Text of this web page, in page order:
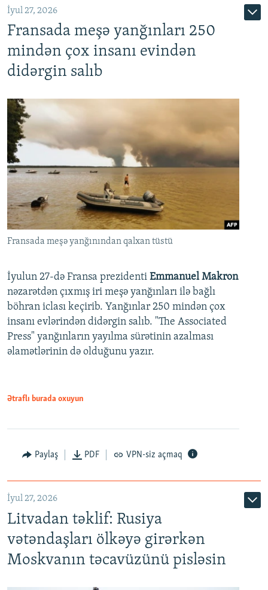
İyul 27, 2026
Fransada meşə yanğınları 250
mindən çox insanı evindən
didərgin salıb
Fransada meşə yanğınından qalxan tüstü
İyulun 27-də Fransa prezidenti Emmanuel Makron
nəzarətdən çıxmış iri meşə yanğınları ilə bağlı
böhran iclası keçirib. Yanğınlar 250 mindən çox
insanı evlərindən didərgin salıb. "The Associated
Press" yanğınların yayılma sürətinin azalması
əlamətlərinin də olduğunu yazır.
Ətraflı burada oxuyun
Paylaş PDF VPN-siz açmaq
İyul 27, 2026
Litvadan təklif: Rusiya
vətəndaşları ölkəyə girərkən
Moskvanın təcavüzünü pisləsin